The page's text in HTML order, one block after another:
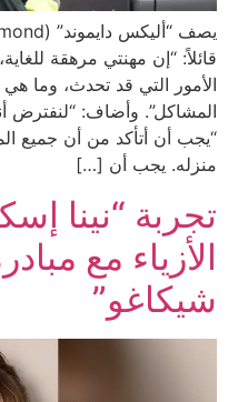
قائلاً: “إن مهنتي مرهقة
الأمور التي قد تحدث، وما
المشاكل”. وأضاف: “لنفترض
“يجب أن أتأكد من أن جميع
منزله. يجب أن […]
تجربة “نينا
الأزياء مع
شيكاغو”